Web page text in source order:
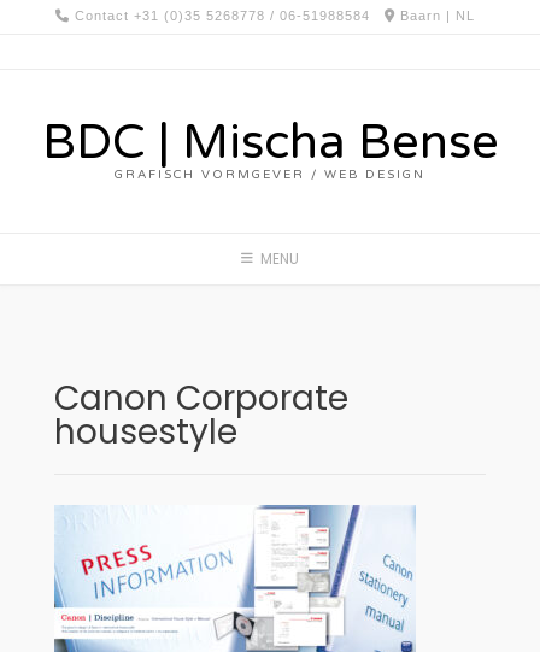
Contact +31 (0)35 5268778 / 06-51988584 Baarn | NL
BDC | Mischa Bense
GRAFISCH VORMGEVER / WEB DESIGN
MENU
Canon Corporate
housestyle